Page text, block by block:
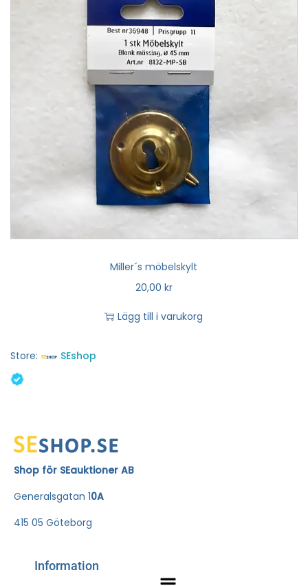
Miller´s möbelskylt
20,00 kr
Lägg till i varukorg
Store: SEshop
Shop för SEauktioner AB
Generalsgatan 10A
415 05 Göteborg
Information